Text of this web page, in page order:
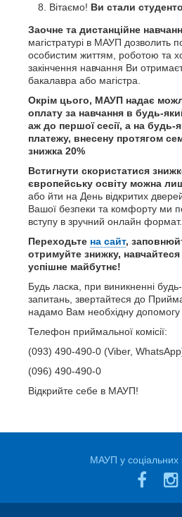
Вітаємо! Ви стали
Заочне та дистанційне
магістратурі в МАУП дозволить
особистим життям, роботою та
закінчення навчання Ви
бакалавра або магістра.
Окрім цього, МАУП надає
оплату за навчання в будь-
аж до першої сесії, а на будь-
платежу, внесену протягом
знижка 20%
Встигнути скористатися
європейську освіту можна
або йти на День відкритих
Вашої безпеки та комфорту ми
вступу в зручний онлайн формат.
Переходьте на сайт,
отримуйте знижку,
успішне майбутнє!
Будь ласка, при виникненні
запитань, звертайтеся до
надамо Вам необхідну допомогу
Телефон приймальної комісії:
(093) 490-490-0 (Viber,
(096) 490-490-0
Відкрийте себе в МАУП!
МАУП у